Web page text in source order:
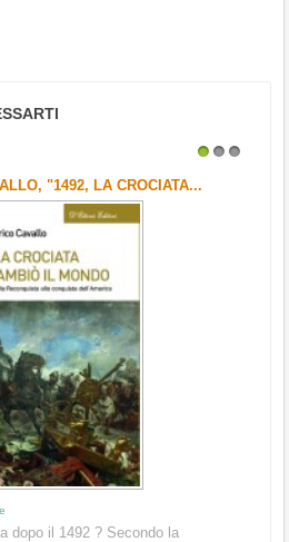
"1492, LA CROCIATA...
dopo il 1492 ? Secondo la